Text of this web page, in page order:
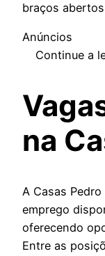
braços
Anúncios
Continue a
na
A Casas
emprego
oferecendo
Entre as